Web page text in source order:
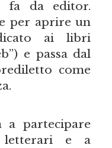
fa da editor.
per aprire un
ai libri
e passa dal
come
a partecipare
letterari e a